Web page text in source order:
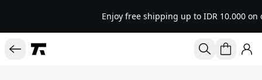
Enjoy free shipping up to IDR 10.000 on